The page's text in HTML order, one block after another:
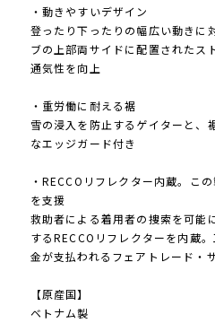
・動きやすいデザイン
登ったり下ったりの幅広い動きに
ブの上部両サイドに配置されたス
通気性を向上
・重労働に耐える裾
雪の浸入を防止するゲイターと、
なエッジガード付き
・RECCOリフレクター内蔵。こ
を支援
救助者による着用者の捜索を可能
するRECCOリフレクターを内蔵
金が支払われるフェアトレード・
【原産国】
ベトナム製